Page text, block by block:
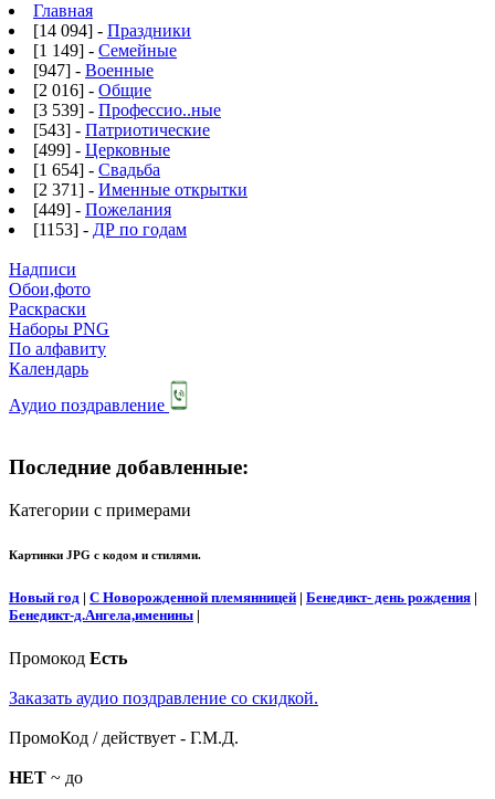
Главная
[14 094] - Праздники
[1 149] - Семейные
[947] - Военные
[2 016] - Общие
[3 539] - Профессио..ные
[543] - Патриотические
[499] - Церковные
[1 654] - Свадьба
[2 371] - Именные открытки
[449] - Пожелания
[1153] - ДР по годам
Надписи
Обои,фото
Раскраски
Наборы PNG
По алфавиту
Календарь
Аудио поздравление
Последние добавленные:
Категории с примерами
Картинки JPG с кодом и стилями.
Новый год | С Новорожденной племянницей | Бенедикт- день рождения |
Бенедикт-д.Ангела,именины |
Промокод Есть
Заказать аудио поздравление со скидкой.
ПромоКод / действует - Г.М.Д.
НЕТ ~ до